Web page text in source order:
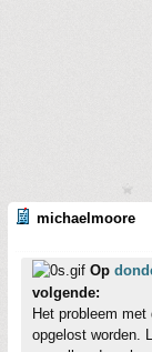
michaelmoore
Op
volgende:
Het probleem
opgelost worden.